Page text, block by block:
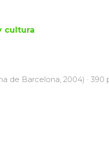
cultura
de Barcelona, 2004) · 390